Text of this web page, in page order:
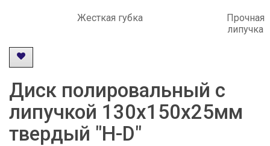
Жесткая губка
Прочная
липучка
Диск полировальный с
липучкой 130x150x25мм
твердый "H-D"